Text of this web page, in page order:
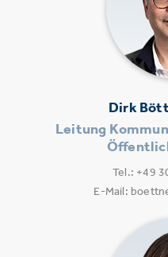
Dirk
Leitung
Tel.: +49
E-Mail: